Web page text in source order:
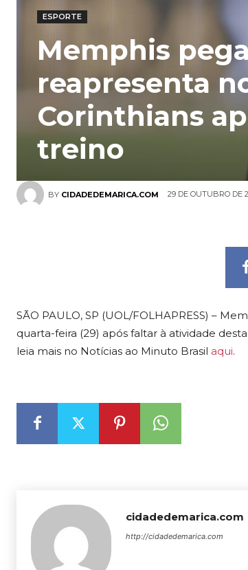
BY CIDADEDEMARICA.COM 29 DE OUTUBRO DE
ESPORTE
Memphis
reapresenta
Corinthians
treino
SÃO PAULO, SP (UOL/FOLHAPRESS) –
quarta-feira (29) após faltar à atividade
leia mais no Notícias ao Minuto Brasil aqui.
cidadedemarica.com
http://cidadedemarica.com